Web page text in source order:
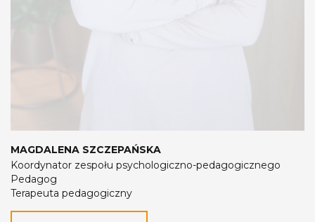
MAGDALENA SZCZEPAŃSKA
Koordynator zespołu psychologiczno-pedagogicznego
Pedagog
Terapeuta pedagogiczny